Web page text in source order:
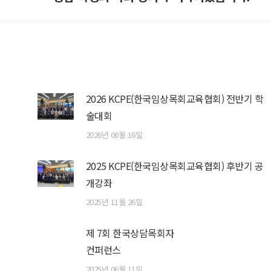
2026 KCPE(한국임상목회교육협회) 전반기 학
술대회
2026년 06월 16일
2025 KCPE(한국임상목회교육협회) 후반기 공
개강좌
2025년 11월 26일
제 7회 한국상담목회자
컨퍼런스